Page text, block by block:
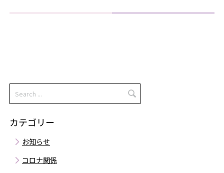
カテゴリー
お知らせ
コロナ関係